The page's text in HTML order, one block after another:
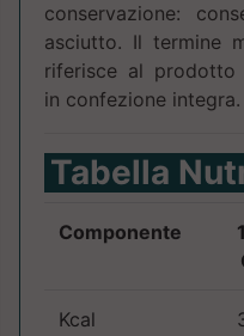
conservazione:
asciutto. Il termine
riferisce al prodotto
in confezione integra.
Tabella
Componente
Kcal